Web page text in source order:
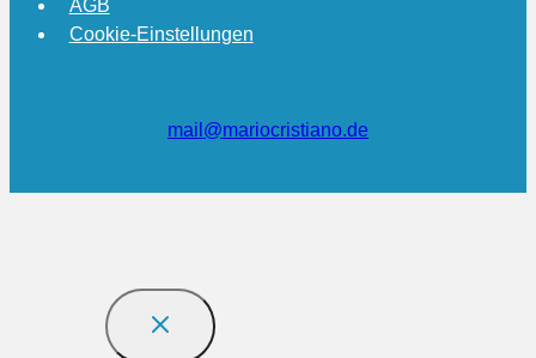
AGB
Cookie-Einstellungen
mail@mariocristiano.de